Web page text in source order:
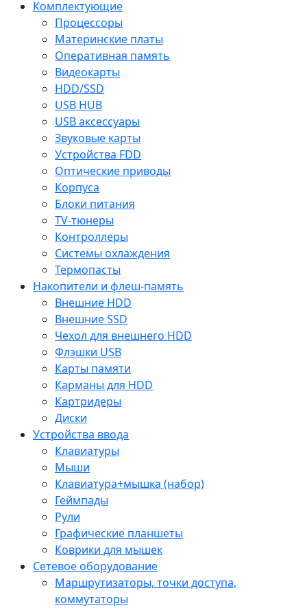
Комплектующие
Процессоры
Материнские платы
Оперативная память
Видеокарты
HDD/SSD
USB HUB
USB аксессуары
Звуковые карты
Устройства FDD
Оптические приводы
Корпуса
Блоки питания
TV-тюнеры
Контроллеры
Системы охлаждения
Термопасты
Накопители и флеш-память
Внешние HDD
Внешние SSD
Чехол для внешнего HDD
Флэшки USB
Карты памяти
Карманы для HDD
Картридеры
Диски
Устройства ввода
Клавиатуры
Мыши
Клавиатура+мышка (набор)
Геймпады
Рули
Графические планшеты
Коврики для мышек
Сетевое оборудование
Маршрутизаторы, точки доступа,
коммутаторы